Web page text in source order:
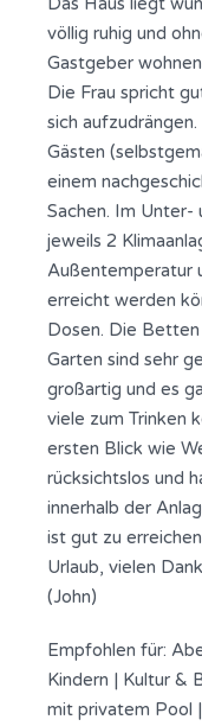
völlig ruhig und
Gastgeber
Die Frau spricht
sich
Gästen
einem
Sachen. Im Unter-
jeweils 2
Außentemperatur
erreicht werden
Dosen. Die
Garten sind sehr
großartig und es
viele zum Trinken
ersten Blick wie
rücksichtslos und
innerhalb der
ist gut zu
Urlaub, vielen
(John)
Empfohlen für:
Kindern | Kultur &
mit privatem Pool |